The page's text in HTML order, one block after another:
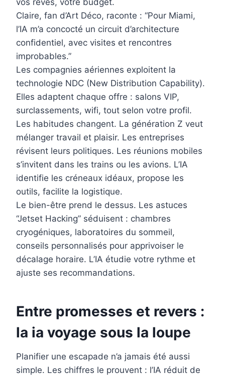
vos rêves, votre budget.
Claire, fan d’Art Déco, raconte : “Pour Miami,
l’IA m’a concocté un circuit d’architecture
confidentiel, avec visites et rencontres
improbables.”
Les compagnies aériennes exploitent la
technologie NDC (New Distribution Capability).
Elles adaptent chaque offre : salons VIP,
surclassements, wifi, tout selon votre profil.
Les habitudes changent. La génération Z veut
mélanger travail et plaisir. Les entreprises
révisent leurs politiques. Les réunions mobiles
s’invitent dans les trains ou les avions. L’IA
identifie les créneaux idéaux, propose les
outils, facilite la logistique.
Le bien-être prend le dessus. Les astuces
“Jetset Hacking” séduisent : chambres
cryogéniques, laboratoires du sommeil,
conseils personnalisés pour apprivoiser le
décalage horaire. L’IA étudie votre rythme et
ajuste ses recommandations.
Entre promesses et revers :
la ia voyage sous la loupe
Planifier une escapade n’a jamais été aussi
simple. Les chiffres le prouvent : l’IA réduit de